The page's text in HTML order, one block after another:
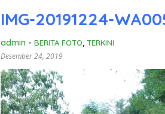
IMG-20191224-
admin - BERITA FOTO, TERKINI
Desember 24, 2019